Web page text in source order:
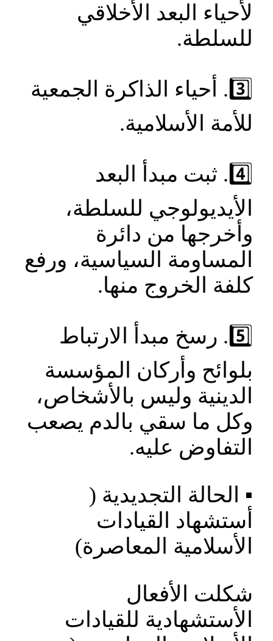
لأحياء البعد الأخلاقي
للسلطة.
3️⃣. أحياء الذاكرة الجمعية
للأمة الأسلامية.
4️⃣. ثبت مبدأ البعد
الأيديولوجي للسلطة،
وأخرجها من دائرة
المساومة السياسية، ورفع
كلفة الخروج منها.
5️⃣. رسخ مبدأ الارتباط
بلوائح وأركان المؤسسة
الدينية وليس بالأشخاص،
وكل ما سقي بالدم يصعب
التفاوض عليه.
▪️ الحالة التجديدية (
أستشهاد القيادات
الأسلامية المعاصرة)
شكلت الأفعال
الأستشهادية للقيادات